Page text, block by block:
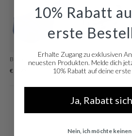
edelstahl. Mit dieser edlen Uhr gehen Sie
Brandfield Watchtool Zum Einstellen Der
€ 2,95
Luxe Silberfarbene
€ 19,96
10% Rabatt
erste
Erhalte Zugang zu exklusiven
neuesten Produkten. Melde dich
10% Rabatt auf deine
Ja, Rabatt
Nein, ich möchte